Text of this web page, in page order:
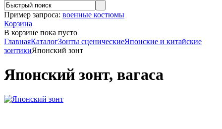
Пример запроса: военные костюмы
Корзина
В корзине пока пусто
ГлавнаяКаталогЗонты сценическиеЯпонские и китайские
зонтикиЯпонский зонт
Японский зонт, вагаса